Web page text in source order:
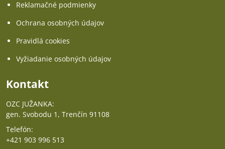
Reklamačné podmienky
Ochrana osobných údajov
Pravidlá cookies
Vyžiadanie osobných údajov
Kontakt
OZC JUŽANKA:
gen. Svobodu 1, Trenčín 91108
Telefón:
+421 903 996 513